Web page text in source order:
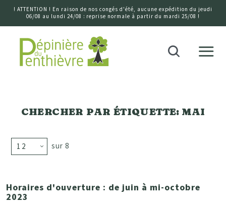
! ATTENTION ! En raison de nos congés d'été, aucune expédition du jeudi
06/08 au lundi 24/08 : reprise normale à partir du mardi 25/08 !
Accueil
CHERCHER PAR ÉTIQUETTE: MAI
sur 8
Horaires d'ouverture : de juin à mi-octobre
2023